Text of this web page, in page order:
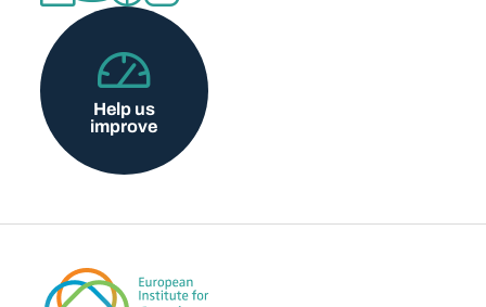
Help us
improve